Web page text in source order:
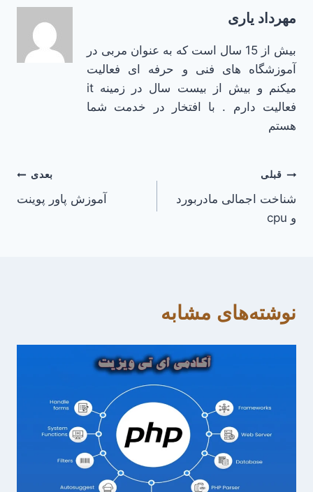
مهرداد یاری
بیش از 15 سال است که به عنوان مربی در
آموزشگاه های فنی و حرفه ای فعالیت
میکنم و بیش از بیست سال در زمینه it
فعالیت دارم . با افتخار در خدمت شما
هستم
راهبری
نوشته
قبلی
شناخت اجمالی مادر‌بورد
و cpu
بعدی
آموزش پاور پوینت
نوشته‌های مشابه